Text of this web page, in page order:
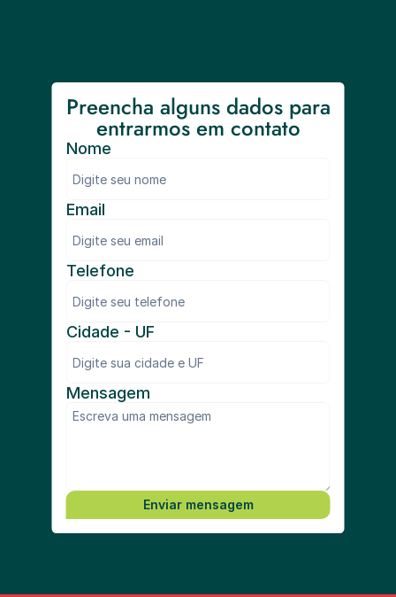
Preencha alguns dados para
entrarmos em contato
Email
Telefone
Nome
Cidade - UF
Mensagem
Enviar mensagem